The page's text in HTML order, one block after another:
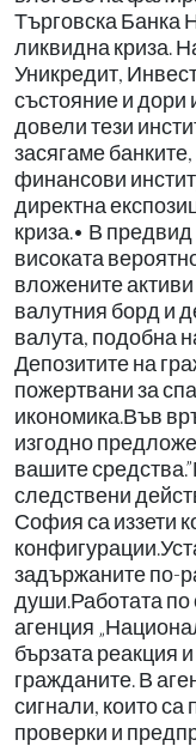
Търговска
ликвидна криза.
Уникредит,
състояние и дори
довели тези
засягаме
финансови
директна
криза.• В
високата
вложените
валутния борд и
валута, подобна
Депозитите на
пожертвани за
икономика.Във
изгодно
вашите
следствени
София са иззети
задържаните по-
души.Работата
агенция
бързата реакция
гражданите. В
сигнали, които
проверки и